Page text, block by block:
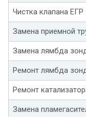
Чистка клапана ЕГР
Замена приемной
Замена лямбда
Ремонт лямбда
Ремонт
Замена